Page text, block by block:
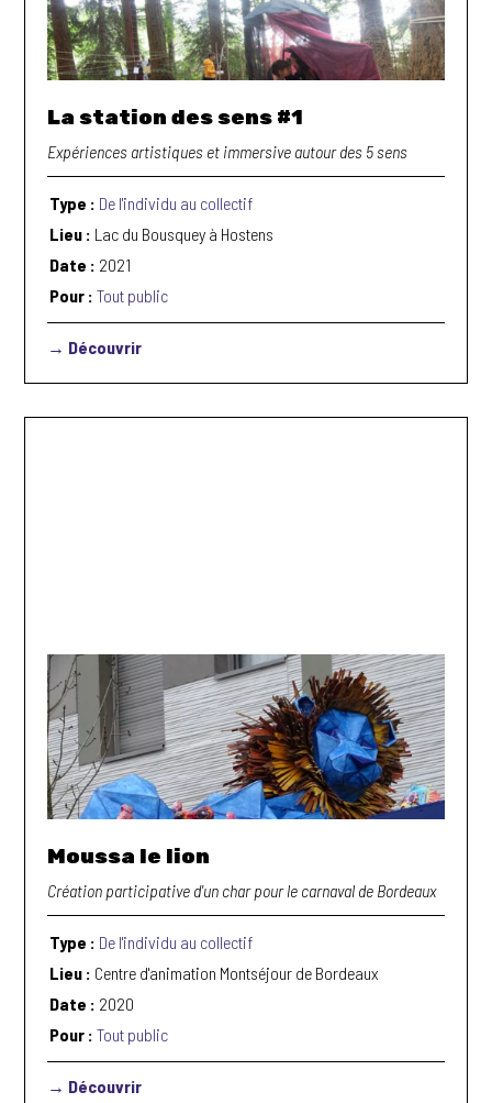
La station des sens #1
Expériences artistiques et immersive autour des 5 sens
Type : De l'individu au collectif
Lieu : Lac du Bousquey à Hostens
Date : 2021
Pour : Tout public
→ Découvrir
Moussa le lion
Création participative d'un char pour le carnaval de Bordeaux
Type : De l'individu au collectif
Lieu : Centre d'animation Montséjour de Bordeaux
Date : 2020
Pour : Tout public
→ Découvrir